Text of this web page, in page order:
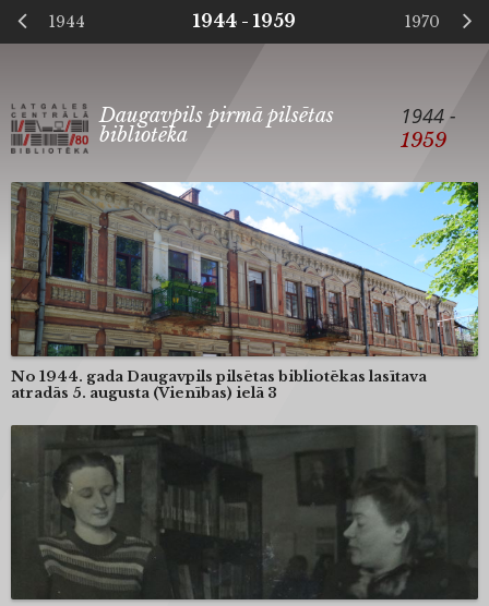
1944 1944 - 1959 1970
Daugavpils pirmā pilsētas
bibliotēka
1944 -
1959
No 1944. gada Daugavpils pilsētas bibliotēkas lasītava
atradās 5. augusta (Vienības) ielā 3